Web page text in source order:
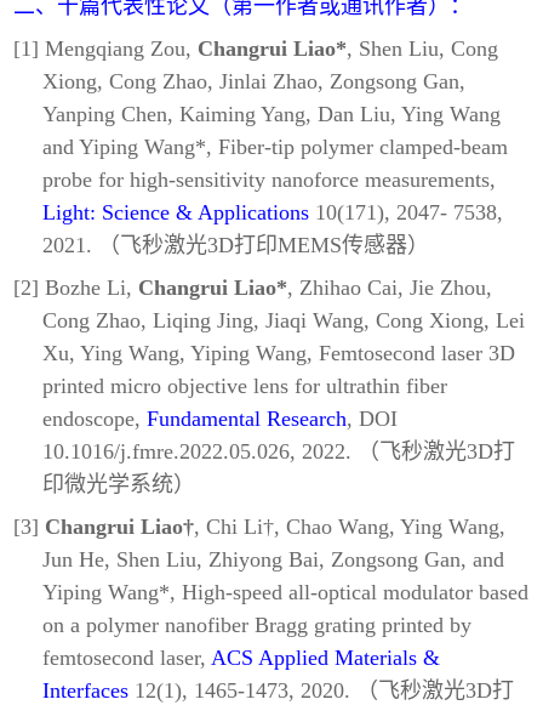
二、十篇代表性论文（第一作者或通讯作者）：
[1] Mengqiang Zou, Changrui Liao*, Shen Liu, Cong
Xiong, Cong Zhao, Jinlai Zhao, Zongsong Gan,
Yanping Chen, Kaiming Yang, Dan Liu, Ying Wang
and Yiping Wang*, Fiber-tip polymer clamped-beam
probe for high-sensitivity nanoforce measurements,
Light: Science & Applications 10(171), 2047- 7538,
2021. （飞秒激光3D打印MEMS传感器）
[2] Bozhe Li, Changrui Liao*, Zhihao Cai, Jie Zhou,
Cong Zhao, Liqing Jing, Jiaqi Wang, Cong Xiong, Lei
Xu, Ying Wang, Yiping Wang, Femtosecond laser 3D
printed micro objective lens for ultrathin fiber
endoscope,Fundamental Research, DOI
10.1016/j.fmre.2022.05.026, 2022. （飞秒激光3D打
印微光学系统）
[3] Changrui Liao†, Chi Li†, Chao Wang, Ying Wang,
Jun He, Shen Liu, Zhiyong Bai, Zongsong Gan, and
Yiping Wang*, High-speed all-optical modulator based
on a polymer nanofiber Bragg grating printed by
femtosecond laser,ACS Applied Materials &
Interfaces 12(1), 1465-1473, 2020. （飞秒激光3D打